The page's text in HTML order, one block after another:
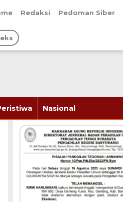
Redaksi Pedoman Siber
Nasional